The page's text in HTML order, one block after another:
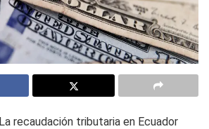
recaudación tributaria en Ecuador